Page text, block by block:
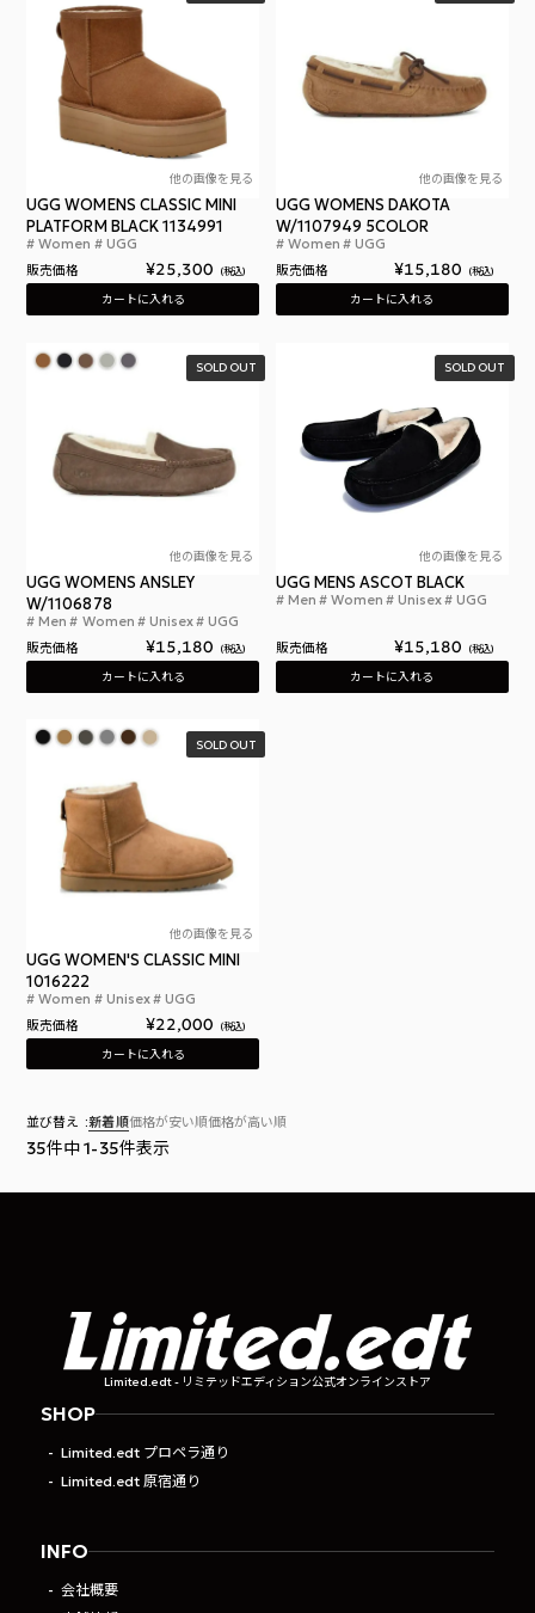
他の画像を見る
アグ ウィメンズ クラシック ミニ プラットフォー
UGG WOMENS CLASSIC MINI
PLATFORM BLACK 1134991
Women UGG
販売価格 ¥25,300 税込
カートに入れる
他の画像を見る
UGG WOMENS DAKOTA
W/1107949 5COLOR
Women UGG
販売価格 ¥15,180 税込
カートに入れる
他の画像を見る
UGG WOMENS ANSLEY
W/1106878
Men Women Unisex UGG
販売価格 ¥15,180 税込
SOLD OUT
カートに入れる
他の画像を見る
UGG MENS ASCOT BLACK
Men Women Unisex UGG
販売価格 ¥15,180 税込
SOLD OUT
カートに入れる
他の画像を見る
UGG WOMEN'S CLASSIC MINI
1016222
Women Unisex UGG
販売価格 ¥22,000 税込
SOLD OUT
カートに入れる
並び替え 新着順価格が安い順価格が高い順
35件中1-35件表示
Limited.edt - リミテッドエディション公式オンラインストア
SHOP
Limited.edt プロペラ通り
Limited.edt 原宿通り
INFO
会社概要